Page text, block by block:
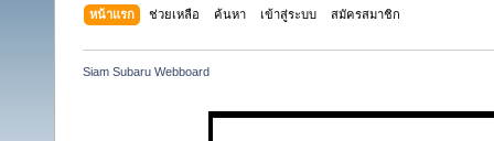
หน้าแรก ช่วยเหลือ ค้นหา เข้าสู่ระบบ สมัครสมาชิก
Siam Subaru Webboard